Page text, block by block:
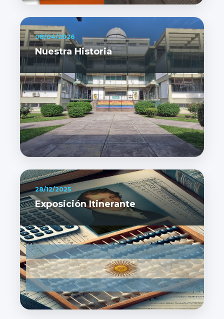
08/04/2026
Nuestra Historia
28/12/2025
Exposición Itinerante